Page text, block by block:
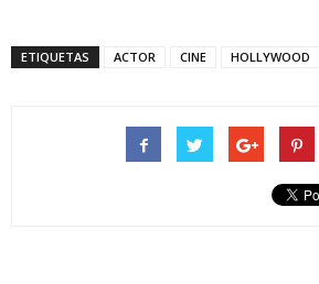
ETIQUETAS ACTOR CINE HOLLYWOOD